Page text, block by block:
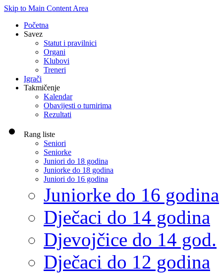
Skip to Main Content Area
Početna
Savez
Statut i pravilnici
Organi
Klubovi
Treneri
Igrači
Takmičenje
Kalendar
Obavijesti o turnirima
Rezultati
Rang liste
Seniori
Seniorke
Juniori do 18 godina
Juniorke do 18 godina
Juniori do 16 godina
Juniorke do 16 godina
Dječaci do 14 godina
Djevojčice do 14 god.
Dječaci do 12 godina